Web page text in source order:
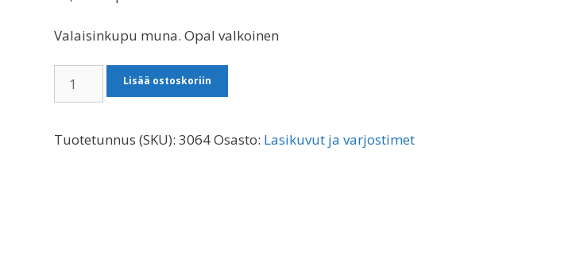
Valaisinkupu muna. Opal valkoinen
Valaisinkupu
Muna
Lisää ostoskoriin
Tuotetunnus (SKU):3064Osasto: Lasikuvut ja varjostimet